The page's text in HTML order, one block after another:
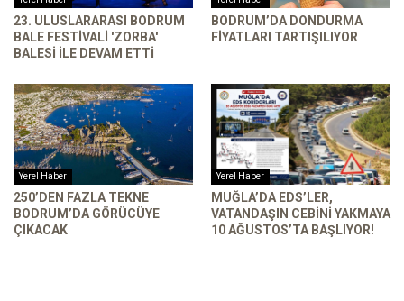
23. ULUSLARARASI BODRUM
BALE FESTIVALI 'ZORBA'
BALESI ILE DEVAM ETTI
BODRUM’DA DONDURMA
FIYATLARI TARTIŞILIYOR
Yerel Haber
250’DEN FAZLA TEKNE
BODRUM’DA GÖRÜCÜYE
ÇIKACAK
Yerel Haber
MUĞLA’DA EDS’LER,
VATANDAŞIN CEBINI YAKMAYA
10 AĞUSTOS’TA BAŞLIYOR!